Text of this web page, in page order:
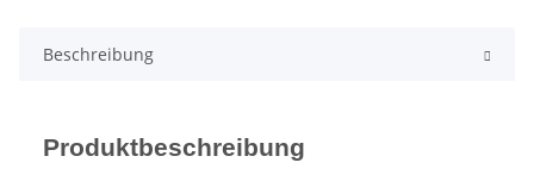
Beschreibung
Produktbeschreibung